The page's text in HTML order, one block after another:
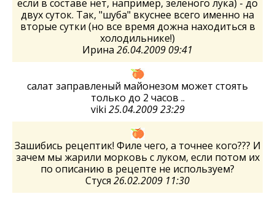
если в составе нет, например, зеленого лука) - до
двух суток. Так, "шуба" вкуснее всего именно на
вторые сутки (но все время дожна находиться в
холодильнике!)
Ирина 26.04.2009 09:41
салат заправленый майонезом может стоять
только до 2 часов ..
viki 25.04.2009 23:29
Зашибись рецептик! Филе чего, а точнее кого??? И
зачем мы жарили морковь с луком, если потом их
по описанию в рецепте не используем?
Стуся 26.02.2009 11:30